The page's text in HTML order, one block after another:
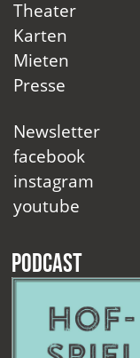
Theater
Karten
Mieten
Presse
Newsletter
facebook
instagram
youtube
Podcast